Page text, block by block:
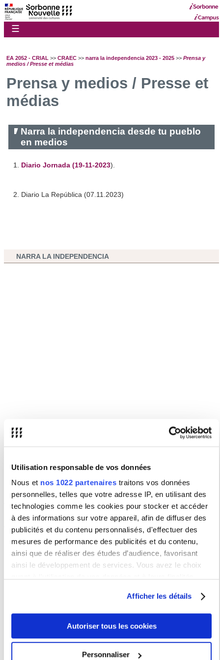
Utilisation responsable de vos données
Nous et nos 1022 partenaires traitons vos données
personnelles, telles que votre adresse IP, en utilisant des
technologies comme les cookies pour stocker et accéder
à des informations sur votre appareil, afin de diffuser des
publicités et du contenu personnalisés, d'effectuer des
mesures de performance des publicités et du contenu,
ainsi que de réaliser des études d’audience, favorisant
ainsi le développement de services. Vous avez le choix
moment en consultant la Déclaration relative aux cookies
ou en cliquant sur l'icône de confidentialité.
Si vous le permettez, nous aimerions également :
Afficher les détails
Autoriser tous les cookies
Personnaliser
☰
EA 2052 - CRIAL >> CRAEC >> narra la independencia 2023 - 2025 >> Prensa y
medios / Presse et médias
Prensa y medios / Presse et
médias
Narra la independencia desde tu pueblo
en medios
1. Diario Jornada (19-11-2023).
2. Diario La República (07.11.2023)
NARRA LA INDEPENDENCIA
PUBLICACIONES
ESTENSSORO, Juan Carlos, MÉNDEZ, Cecilia (editores). Las
independencias antes de la independencia. Miradas alternativas
(IFEA), Instituto de Estudios Peruanos (IEP), 2021.
ROSADO LOARTE, Luis Alberto, Guido Riveros Tacos, Paulo César
Huacho, Arequipa, Tarapacá.Juan Carlos Estenssoro et Cecilia
Institut français d’études andines -IFEA-, 2017. Estudios sobre el
Instituto de Estudios Peruanos
Departament of History, University of California - Santa Barbara